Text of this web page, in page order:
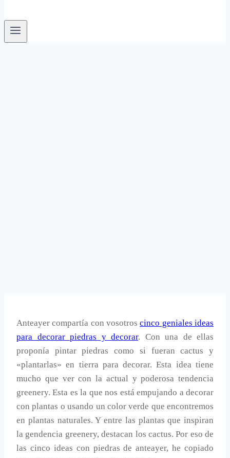
Anteayer compartía con vosotroscinco geniales ideas
para decorar piedras y decorar. Con una de ellas
proponía pintar piedras como si fueran cactus y
«plantarlas» en tierra para decorar. Esta idea tiene
mucho que ver con la actual y poderosa tendencia
greenery. Esta es la que nos está empujando a decorar
con plantas o usando un color verde que encontremos
en plantas naturales. Y entre las plantas que inspiran
la gendencia greenery, destacan los cactus. Por eso de
las cinco ideas con piedras de anteayer, he copiado